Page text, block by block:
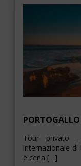
Tour privato
internazionale di
e cena […]